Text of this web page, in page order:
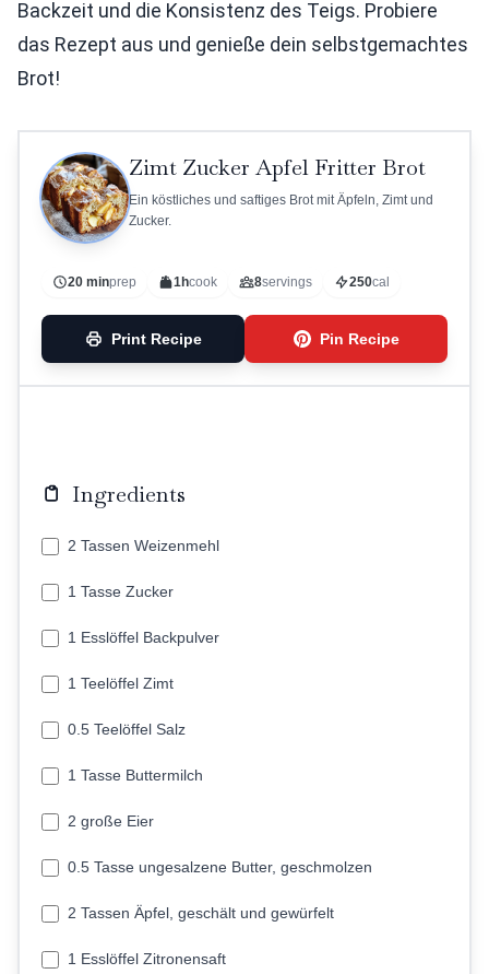
Backzeit und die Konsistenz des Teigs. Probiere
das Rezept aus und genieße dein selbstgemachtes
Brot!
Zimt Zucker Apfel Fritter Brot
Ein köstliches und saftiges Brot mit Äpfeln, Zimt und
Zucker.
20 minprep 1hcook 8servings 250cal
Print Recipe Pin Recipe
Ingredients
2 Tassen Weizenmehl
1 Tasse Zucker
1 Esslöffel Backpulver
1 Teelöffel Zimt
0.5 Teelöffel Salz
1 Tasse Buttermilch
2 große Eier
0.5 Tasse ungesalzene Butter, geschmolzen
2 Tassen Äpfel, geschält und gewürfelt
1 Esslöffel Zitronensaft